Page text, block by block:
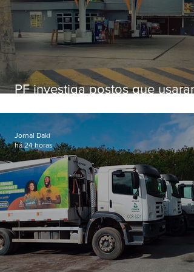
PF investiga postos que usaram
secretário morto em 2020
Jornal Daki
há 24 horas